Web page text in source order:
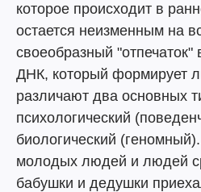
которое происходит в
остается неизменным на
своеобразный "отпечаток"
ДНК, который формирует
различают два основных
психологический
биологический
молодых людей и людей
бабушки и дедушки